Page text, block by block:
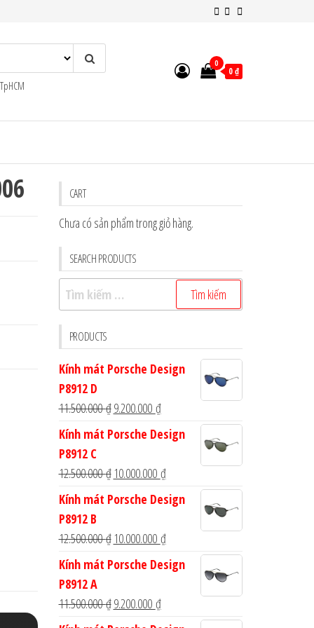
0
0 ₫
CART
Chưa có sản phẩm trong giỏ hàng.
SEARCH PRODUCTS
Tìm
kiếm
cho:
PRODUCTS
Kính mát Porsche Design
P8912 D
11.500.000₫Giá
gốc
11.500.000 ₫.
9.200.000 ₫Giá
hiện
là:
9.200.000 ₫.
Kính mát Porsche Design
P8912 C
12.500.000₫ Giá
gốc
12.500.000 ₫.
10.000.000 ₫Giá
hiện
tại
là:
10.000.000 ₫.
Kính mát Porsche Design
P8912 B
12.500.000₫ Giá
gốc
12.500.000 ₫.
10.000.000 ₫Giá
hiện
tại
10.000.000 ₫.
Kính mát Porsche Design
P8912 A
11.500.000₫Giá
gốc
9.200.000 ₫Giá
hiện